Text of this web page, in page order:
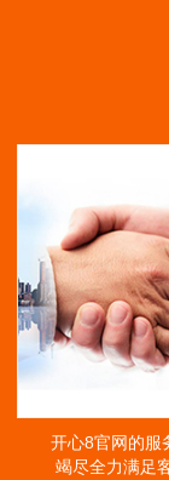
开心8官网的服
竭尽全力满足